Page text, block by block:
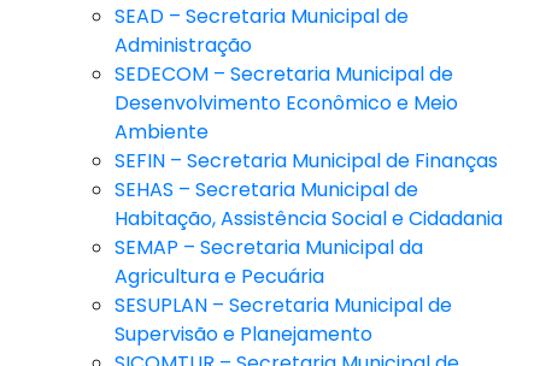
SEAD – Secretaria Municipal de
Administração
SEDECOM – Secretaria Municipal de
Desenvolvimento Econômico e Meio
Ambiente
SEFIN – Secretaria Municipal de Finanças
SEHAS – Secretaria Municipal de
Habitação, Assistência Social e Cidadania
SEMAP – Secretaria Municipal da
Agricultura e Pecuária
SESUPLAN – Secretaria Municipal de
Supervisão e Planejamento